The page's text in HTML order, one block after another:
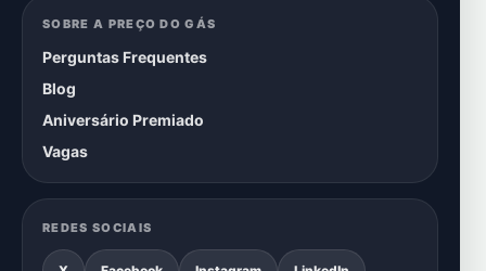
SOBRE A PREÇO DO GÁS
Perguntas Frequentes
Blog
Aniversário Premiado
Vagas
REDES SOCIAIS